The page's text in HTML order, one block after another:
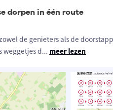
dorpen in één route
de genieters als de
weggetjes d... meer lezen